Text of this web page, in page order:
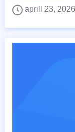
aprill 23, 2026